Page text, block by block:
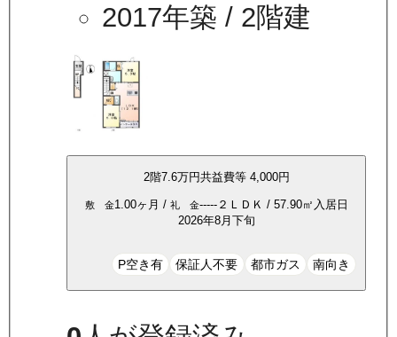
2017年築 / 2階建
2階7.6万円共益費等 4,000円
敷 金1.00ヶ月 / 礼 金-----２ＬＤＫ / 57.90㎡ 入居日
2026年8月下旬
P空き有 保証人不要 都市ガス 南向き